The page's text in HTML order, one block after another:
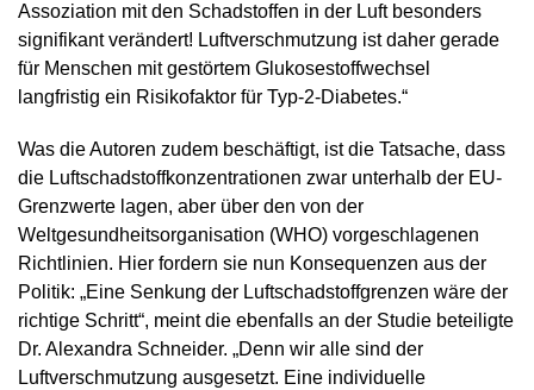
Assoziation mit den Schadstoffen in der Luft besonders
signifikant verändert! Luftverschmutzung ist daher gerade
für Menschen mit gestörtem Glukosestoffwechsel
langfristig ein Risikofaktor für Typ-2-Diabetes.“
Was die Autoren zudem beschäftigt, ist die Tatsache, dass
die Luftschadstoffkonzentrationen zwar unterhalb der EU-
Grenzwerte lagen, aber über den von der
Weltgesundheitsorganisation (WHO) vorgeschlagenen
Richtlinien. Hier fordern sie nun Konsequenzen aus der
Politik: „Eine Senkung der Luftschadstoffgrenzen wäre der
richtige Schritt“, meint die ebenfalls an der Studie beteiligte
Dr. Alexandra Schneider. „Denn wir alle sind der
Luftverschmutzung ausgesetzt. Eine individuelle